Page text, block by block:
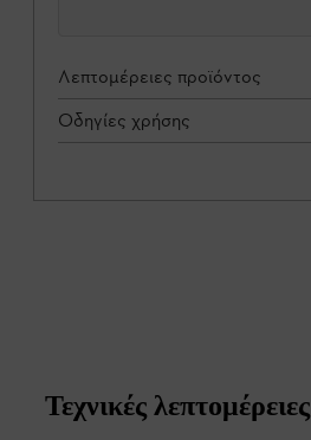
Λεπτομέρειες προϊόντος
Οδηγίες χρήσης
Τεχνικές λεπτομέρειες